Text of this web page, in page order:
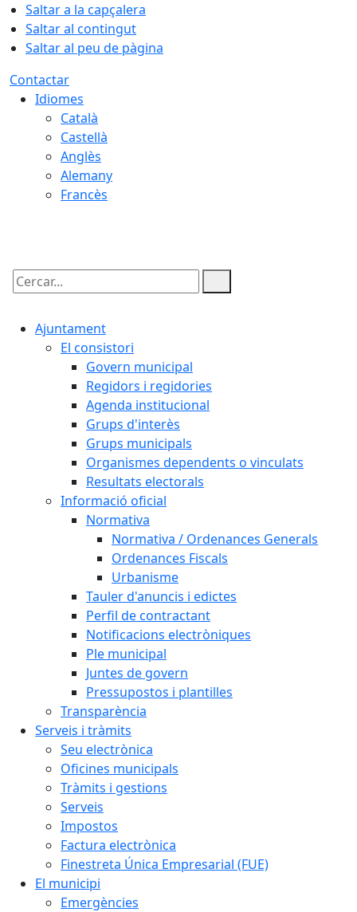
Saltar a la capçalera
Saltar al contingut
Saltar al peu de pàgina
Contactar
Idiomes
Català
Castellà
Anglès
Alemany
Francès
Cercar:
Ajuntament
El consistori
Govern municipal
Regidors i regidories
Agenda institucional
Grups d'interès
Grups municipals
Organismes dependents o vinculats
Resultats electorals
Informació oficial
Normativa
Normativa / Ordenances Generals
Ordenances Fiscals
Urbanisme
Tauler d'anuncis i edictes
Perfil de contractant
Notificacions electròniques
Ple municipal
Juntes de govern
Pressupostos i plantilles
Transparència
Serveis i tràmits
Seu electrònica
Oficines municipals
Tràmits i gestions
Serveis
Impostos
Factura electrònica
Finestreta Única Empresarial (FUE)
El municipi
Emergències